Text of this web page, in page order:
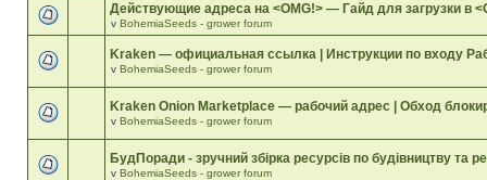
Действующие адреса на <OMG!> — Гайд для загрузки в
v BohemiaSeeds - grower forum
Kraken — официальная ссылка | Инструкции по входу
v BohemiaSeeds - grower forum
Kraken Onion Marketplace — рабочий адрес | Обход
v BohemiaSeeds - grower forum
БудПоради - зручний збірка ресурсів по будівництву та
v BohemiaSeeds - grower forum